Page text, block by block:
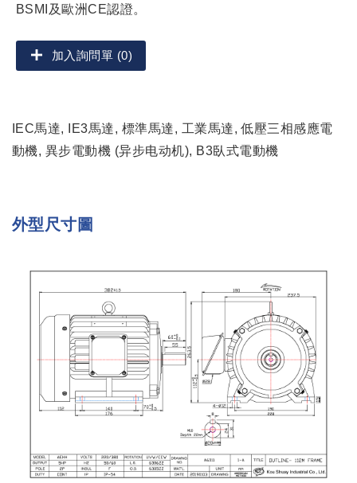
BSMI及歐洲CE認證。
加入詢問單 (0)
IEC馬達, IE3馬達, 標準馬達, 工業馬達, 低壓三相感應電
動機, 異步電動機 (异步电动机), B3臥式電動機
外型尺寸圖